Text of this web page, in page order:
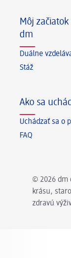
© 2026 dm
krásu,
zdravú
Môj začiatok
dm
Duálne
Stáž
Ako sa
Uchádzať sa o
FAQ